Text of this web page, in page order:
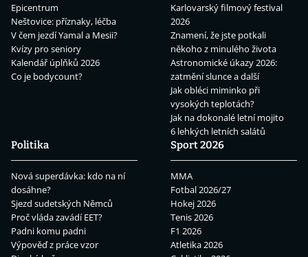
Epicentrum
Neštovice: příznaky, léčba
V čem jezdí Yamal a Mesii?
Kvízy pro seniory
Kalendář úplňků 2026
Co je bodycount?
Karlovarský filmový festival
2026
Znamení, že jste potkali
někoho z minulého života
Astronomické úkazy 2026:
zatmění slunce a další
Jak obléci miminko při
vysokých teplotách?
Jak na dokonalé letní mojito
6 lehkých letních salátů
Politika
Nová superdávka: kdo na ní
dosáhne?
Sjezd sudetských Němců
Proč vláda zavádí EET?
Padni komu padni
Výpověď z práce vzor
Sport 2026
MMA
Fotbal 2026/27
Hokej 2026
Tenis 2026
F1 2026
Atletika 2026